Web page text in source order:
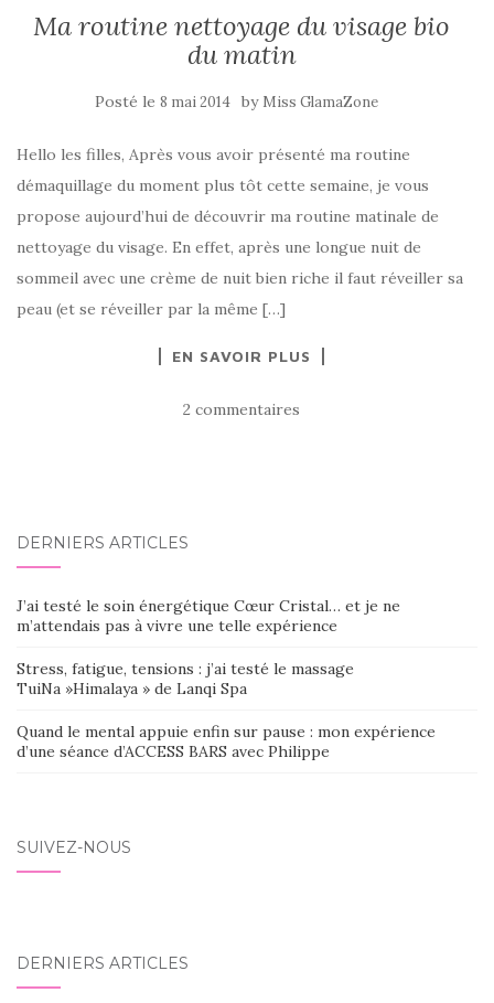
Ma routine nettoyage du visage bio
du matin
Posté le 8 mai 2014 by Miss GlamaZone
Hello les filles, Après vous avoir présenté ma routine
démaquillage du moment plus tôt cette semaine, je vous
propose aujourd’hui de découvrir ma routine matinale de
nettoyage du visage. En effet, après une longue nuit de
sommeil avec une crème de nuit bien riche il faut réveiller sa
peau (et se réveiller par la même […]
EN SAVOIR PLUS
2 commentaires
DERNIERS ARTICLES
J’ai testé le soin énergétique Cœur Cristal… et je ne
m’attendais pas à vivre une telle expérience
Stress, fatigue, tensions : j’ai testé le massage
TuiNa »Himalaya » de Lanqi Spa
Quand le mental appuie enfin sur pause : mon expérience
d’une séance d’ACCESS BARS avec Philippe
SUIVEZ-NOUS
DERNIERS ARTICLES